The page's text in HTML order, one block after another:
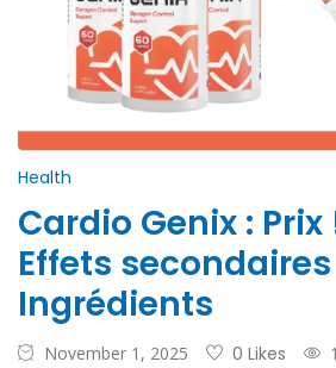
Health
Cardio Genix : Prix
Effets
Ingrédients
November 1, 2025 0 Likes